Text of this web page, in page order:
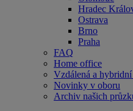
Hradec
Ostrava
Brno
Praha
FAQ
Home office
Vzdálená a hybridní
Novinky v oboru
Archiv našich